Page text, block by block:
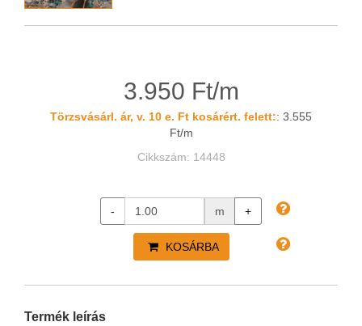
3.950 Ft/m
Törzsvásárl. ár, v. 10 e. Ft kosárért. felett:: 3.555
Ft/m
Cikkszám: 14448
- m +
KOSÁRBA
Termék leírás